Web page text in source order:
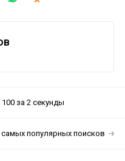
за 2 секунды
популярных поисков